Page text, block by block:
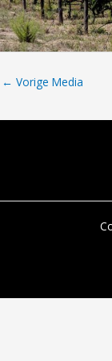
← Vorige Media